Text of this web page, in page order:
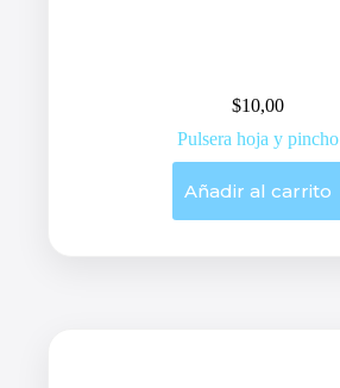
$10,00
Pulsera hoja y pincho
Añadir al carrito